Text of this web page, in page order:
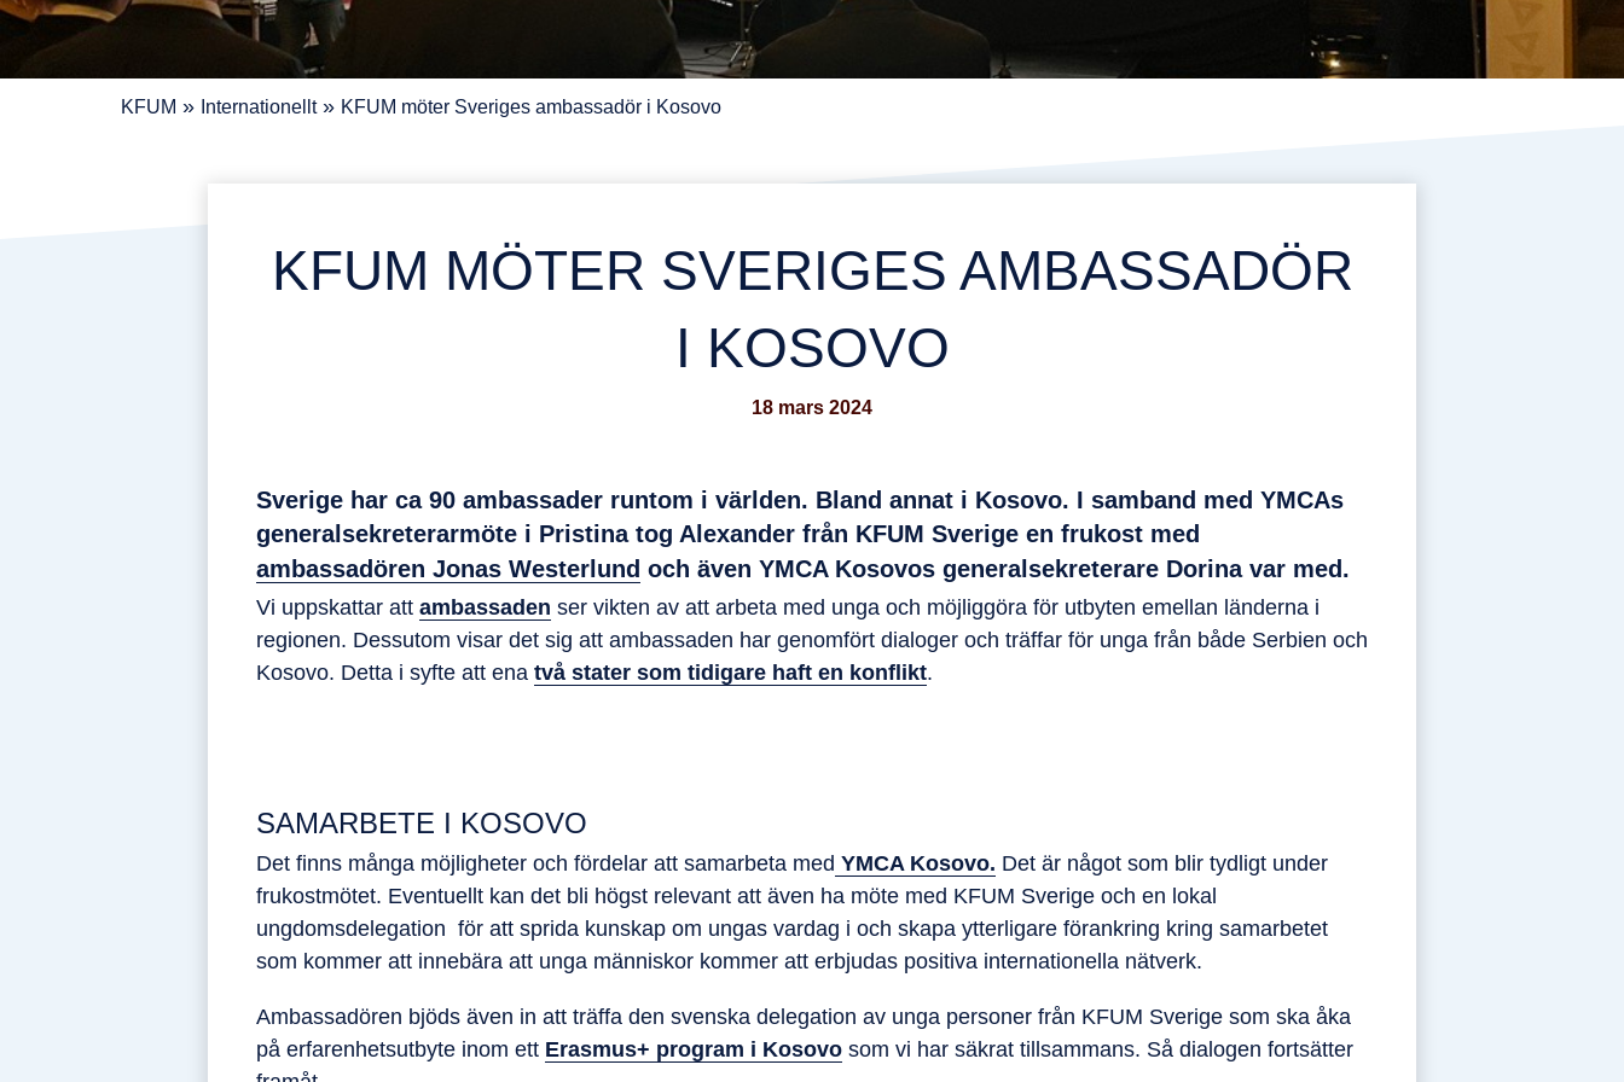
KFUM » Internationellt» KFUM möter Sveriges ambassadör i Kosovo
KFUM MÖTER SVERIGES AMBASSADÖR
I KOSOVO
18 mars 2024
Sverige har ca 90 ambassader runtom i världen. Bland annat i Kosovo. I samband med YMCAs
generalsekreterarmöte i Pristina tog Alexander från KFUM Sverige en frukost med
ambassadören Jonas Westerlund och även YMCA Kosovos generalsekreterare Dorina var med.
Vi uppskattar att ambassaden ser vikten av att arbeta med unga och möjliggöra för utbyten emellan länderna i
regionen. Dessutom visar det sig att ambassaden har genomfört dialoger och träffar för unga från både Serbien och
Kosovo. Detta i syfte att ena två stater som tidigare haft en konflikt.
SAMARBETE I KOSOVO
Det finns många möjligheter och fördelar att samarbeta med YMCA Kosovo. Det är något som blir tydligt under
frukostmötet. Eventuellt kan det bli högst relevant att även ha möte med KFUM Sverige och en lokal
ungdomsdelegation för att sprida kunskap om ungas vardag i och skapa ytterligare förankring kring samarbetet
som kommer att innebära att unga människor kommer att erbjudas positiva internationella nätverk.
Ambassadören bjöds även in att träffa den svenska delegation av unga personer från KFUM Sverige som ska åka
på erfarenhetsutbyte inom ett Erasmus+ program i Kosovo som vi har säkrat tillsammans. Så dialogen fortsätter